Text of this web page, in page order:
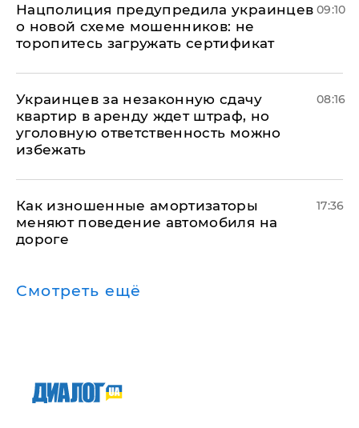
Нацполиция предупредила украинцев
о новой схеме мошенников: не
торопитесь загружать сертификат
09:10
Украинцев за незаконную сдачу
квартир в аренду ждет штраф, но
уголовную ответственность можно
избежать
08:16
Как изношенные амортизаторы
меняют поведение автомобиля на
дороге
17:36
Смотреть ещё